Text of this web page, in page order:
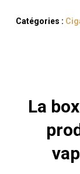
Catégories :
La